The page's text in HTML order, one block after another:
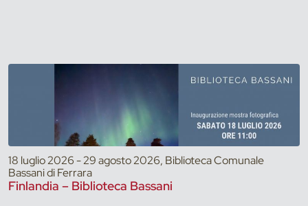
18 luglio 2026 - 29 agosto 2026, Biblioteca Comunale
Bassani di Ferrara
Finlandia – Biblioteca Bassani